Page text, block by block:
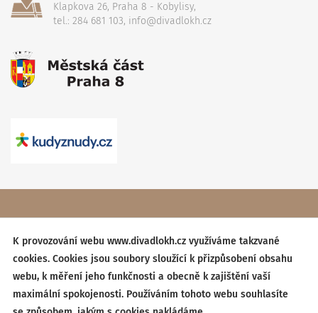
Klapkova 26, Praha 8 - Kobylisy,
tel.: 284 681 103, info@divadlokh.cz
vyhrazena,Obchodní podmínky
Created by:BESTSITE| Design: StudioSCHNEIDER
K provozování webu www.divadlokh.cz využíváme takzvané
cookies. Cookies jsou soubory sloužící k přizpůsobení obsahu
webu, k měření jeho funkčnosti a obecně k zajištění vaší
maximální spokojenosti. Používáním tohoto webu souhlasíte